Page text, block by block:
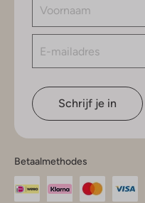
Schrijf je in
Betaalmethodes